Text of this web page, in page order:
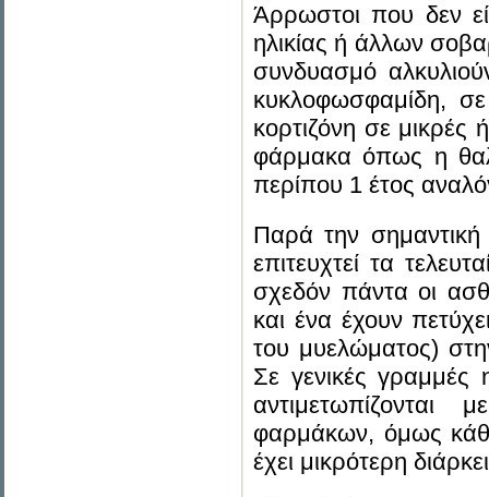
Άρρωστοι που δεν
ηλικίας ή άλλων
συνδυασμό
κυκλοφωσφαμίδη,
κορτιζόνη σε
φάρμακα όπως η
περίπου 1 έτος
Παρά την
επιτευχτεί τα
σχεδόν πάντα οι
και ένα έχουν
του μυελώματος)
Σε γενικές γραμμές
φαρμάκων, όμως
έχει μικρότερη